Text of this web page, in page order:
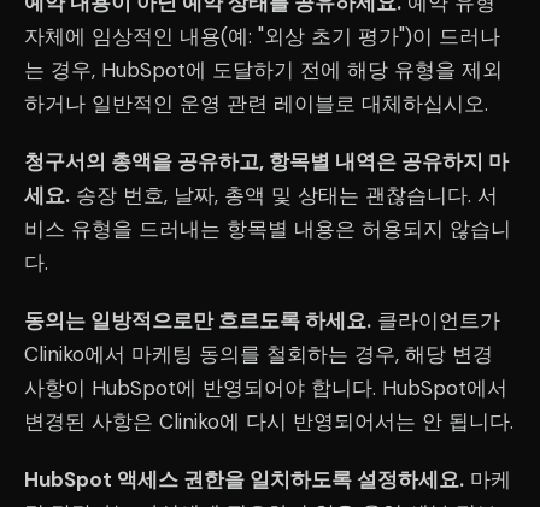
자체에 임상적인 내용(예: "외상 초기 평가")이 드러나
는 경우, HubSpot에 도달하기 전에 해당 유형을 제외
하거나 일반적인 운영 관련 레이블로 대체하십시오.
청구서의 총액을 공유하고, 항목별 내역은 공유하지 마
세요. 송장 번호, 날짜, 총액 및 상태는 괜찮습니다. 서
비스 유형을 드러내는 항목별 내용은 허용되지 않습니
다.
동의는 일방적으로만 흐르도록 하세요. 클라이언트가
Cliniko에서 마케팅 동의를 철회하는 경우, 해당 변경
사항이 HubSpot에 반영되어야 합니다. HubSpot에서
변경된 사항은 Cliniko에 다시 반영되어서는 안 됩니다.
HubSpot 액세스 권한을 일치하도록 설정하세요. 마케